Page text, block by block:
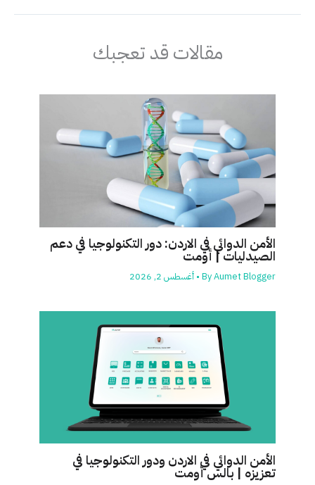
مقالات قد تعجبك
الأمن الدوائي في الاردن: دور التكنولوجيا في دعم
الصيدليات | أومت
ByAumet Blogger
•أغسطس 2, 2026
الأمن الدوائي في الاردن ودور التكنولوجيا في
تعزيزه | بالس أومت